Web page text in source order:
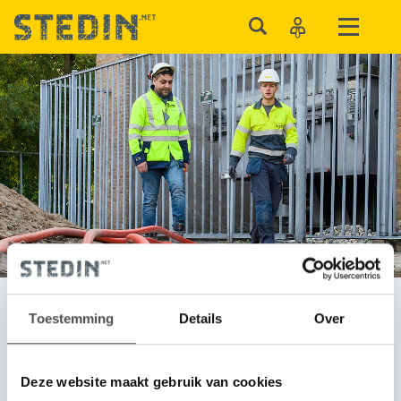
Toestemming Details Over
Deze website maakt gebruik van cookies
Energie opwekken